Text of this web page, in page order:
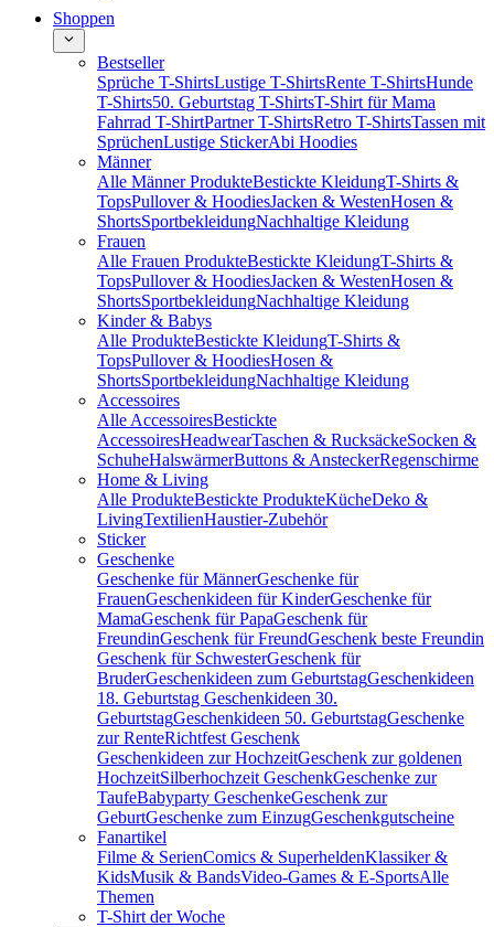
Shoppen
Bestseller
Sprüche T-ShirtsLustige T-ShirtsRente T-ShirtsHunde
T-Shirts50. Geburtstag T-ShirtsT-Shirt für Mama
Fahrrad T-ShirtPartner T-ShirtsRetro T-ShirtsTassen mit
SprüchenLustige StickerAbi Hoodies
Männer
Alle Männer ProdukteBestickte KleidungT-Shirts &
TopsPullover & HoodiesJacken & WestenHosen &
ShortsSportbekleidungNachhaltige Kleidung
Frauen
Alle Frauen ProdukteBestickte KleidungT-Shirts &
TopsPullover & HoodiesJacken & WestenHosen &
ShortsSportbekleidungNachhaltige Kleidung
Kinder & Babys
Alle ProdukteBestickte KleidungT-Shirts &
TopsPullover & HoodiesHosen &
ShortsSportbekleidungNachhaltige Kleidung
Accessoires
Alle AccessoiresBestickte
AccessoiresHeadwearTaschen & RucksäckeSocken &
SchuheHalswärmerButtons & AnsteckerRegenschirme
Home & Living
Alle ProdukteBestickte ProdukteKücheDeko &
LivingTextilienHaustier-Zubehör
Sticker
Geschenke
Geschenke für MännerGeschenke für
FrauenGeschenkideen für KinderGeschenke für
MamaGeschenk für PapaGeschenk für
FreundinGeschenk für FreundGeschenk beste Freundin
Geschenk für SchwesterGeschenk für
BruderGeschenkideen zum GeburtstagGeschenkideen
18. Geburtstag Geschenkideen 30.
GeburtstagGeschenkideen 50. GeburtstagGeschenke
zur RenteRichtfest Geschenk
Geschenkideen zur HochzeitGeschenk zur goldenen
HochzeitSilberhochzeit GeschenkGeschenke zur
TaufeBabyparty GeschenkeGeschenk zur
GeburtGeschenke zum EinzugGeschenkgutscheine
Fanartikel
Filme & SerienComics & SuperheldenKlassiker &
KidsMusik & BandsVideo-Games & E-SportsAlle
Themen
T-Shirt der Woche